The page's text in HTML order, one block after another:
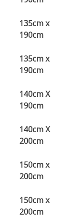
135cm x
190cm
135cm x
190cm
140cm X
190cm
140cm X
200cm
150cm x
200cm
150cm x
200cm